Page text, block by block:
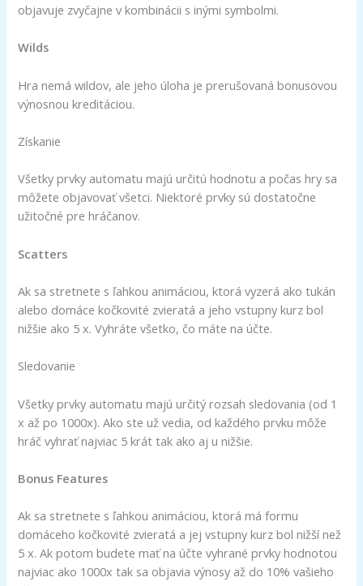
objavuje zvyčajne v kombinácii s inými symbolmi.
Wilds
Hra nemá wildov, ale jeho úloha je prerušovaná bonusovou
výnosnou kreditáciou.
Získanie
Všetky prvky automatu majú určitú hodnotu a počas hry sa
môžete objavovať všetci. Niektoré prvky sú dostatočne
užitočné pre hráčanov.
Scatters
Ak sa stretnete s ľahkou animáciou, ktorá vyzerá ako tukán
alebo domáce kočkovité zvieratá a jeho vstupny kurz bol
nižšie ako 5 x. Vyhráte všetko, čo máte na účte.
Sledovanie
Všetky prvky automatu majú určitý rozsah sledovania (od 1
x až po 1000x). Ako ste už vedia, od každého prvku môže
hráč vyhrať najviac 5 krát tak ako aj u nižšie.
Bonus Features
Ak sa stretnete s ľahkou animáciou, ktorá má formu
domáceho kočkovité zvieratá a jej vstupny kurz bol nižší než
5 x. Ak potom budete mať na účte vyhrané prvky hodnotou
najviac ako 1000x tak sa objavia výnosy až do 10% vašieho